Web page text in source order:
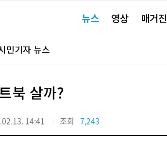
요뉴스 영상 매거진
민기자 뉴스
북 살까?
14:41 조회 7,243